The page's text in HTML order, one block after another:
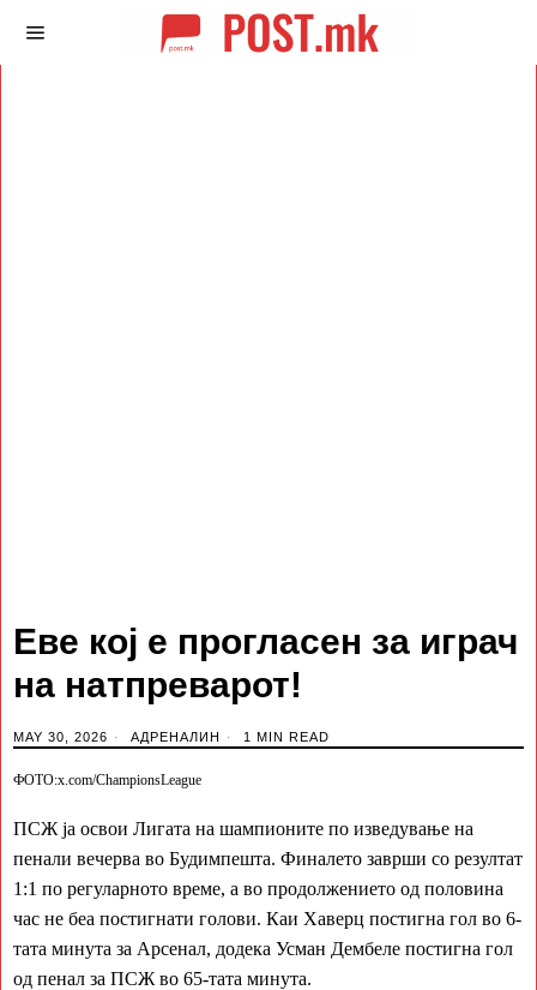
Еве кој е прогласен за играч
на натпреварот!
MAY 30, 2026 АДРЕНАЛИН 1 MIN READ
ФОТО:x.com/ChampionsLeague
ПСЖ ја освои Лигата на шампионите по изведување на
пенали вечерва во Будимпешта. Финалето заврши со резултат
1:1 по регуларното време, а во продолжението од половина
час не беа постигнати голови. Каи Хаверц постигна гол во 6-
тата минута за Арсенал, додека Усман Дембеле постигна гол
од пенал за ПСЖ во 65-тата минута.